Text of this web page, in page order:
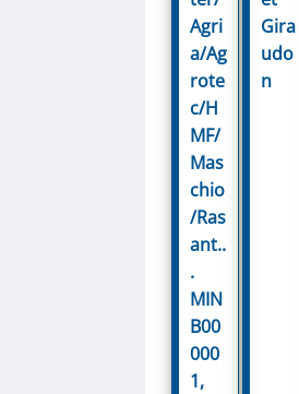
Agri
a/Ag
rote
c/H
MF/
Mas
chio
/Ras
ant..
.
MIN
B00
000
1,
Gira
udo
n